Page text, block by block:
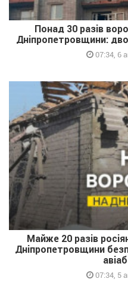
Понад 30 разів
Дніпропетровщини:
07:34, 6
Майже 20 разів
Дніпропетровщини
07:34, 5